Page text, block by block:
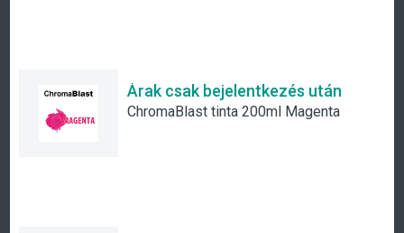
Árak csak bejelentkezés után
ChromaBlast tinta 200ml Magenta